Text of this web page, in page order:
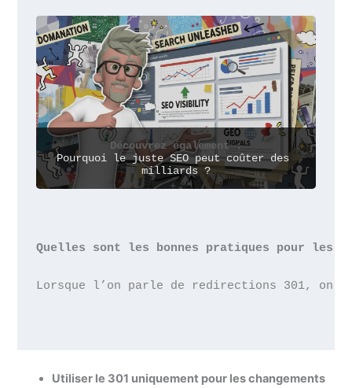
Découvrez également :
Pourquoi le juste SEO peut coûter des
milliards ?
Quelles sont les bonnes pratiques pour les
Lorsque l’on parle de redirections 301, on
Utiliser le 301 uniquement pour les changements